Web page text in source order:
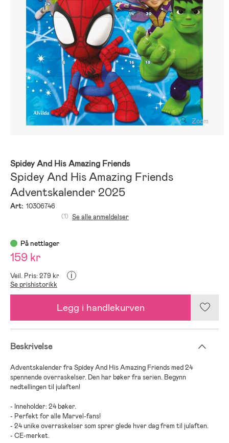
Zoom
Spidey And His Amazing Friends
Spidey And His Amazing Friends
Adventskalender 2025
Art: 10306746
(1) Se alle anmeldelser
På nettlager
159 kr
Veil. Pris: 279 kr i
Se prishistorikk
Legg i handlekurven
Beskrivelse
Adventskalender fra Spidey And His Amazing Friends med 24
spennende overraskelser. Den har bøker fra serien. Begynn
nedtellingen til julaften!
- Inneholder: 24 bøker.
- Perfekt for alle Marvel-fans!
- 24 unike overraskelser som sprer glede hver dag frem til julaften.
- CE-merket.